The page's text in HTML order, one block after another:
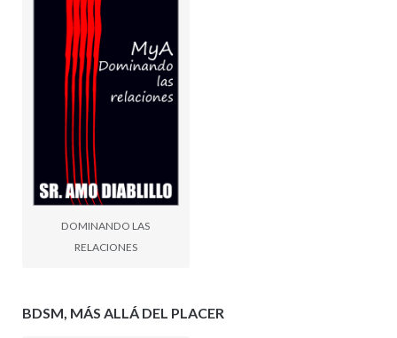
DOMINANDO LAS
RELACIONES
BDSM, MÁS ALLÁ DEL PLACER